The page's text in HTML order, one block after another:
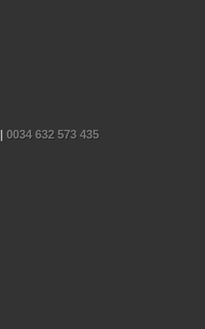
|0034 632 573 435